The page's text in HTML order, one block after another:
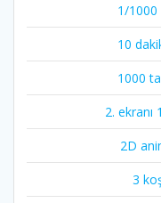
1/1000
10
1000
2. ekranı
2D
3